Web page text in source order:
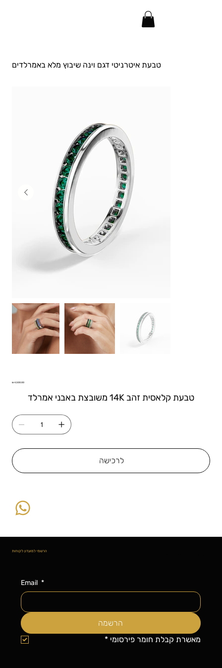
טבעת איטרניטי דגם וינה שיבוץ מלא באמרלדים
Price
טבעת קלאסית זהב 14K משובצת באבני אמרלד
לרכישה
Email *
הרשמה
מאשרת קבלת חומר פירסומי *
הרשמי למועדון לקוחות